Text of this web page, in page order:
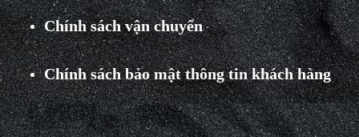
Chính sách vận chuyển
Chính sách bảo mật thông tin khách hàng